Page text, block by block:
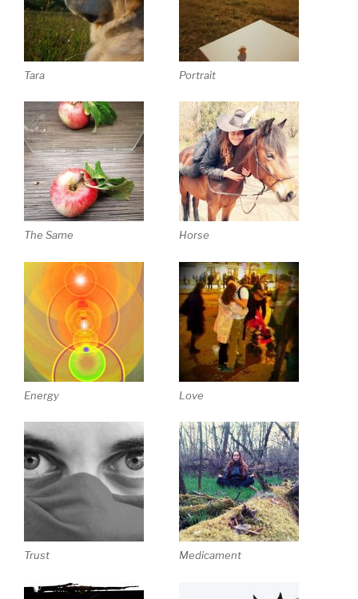
Tara Portrait
The Same Horse
Energy Love
Trust Medicament